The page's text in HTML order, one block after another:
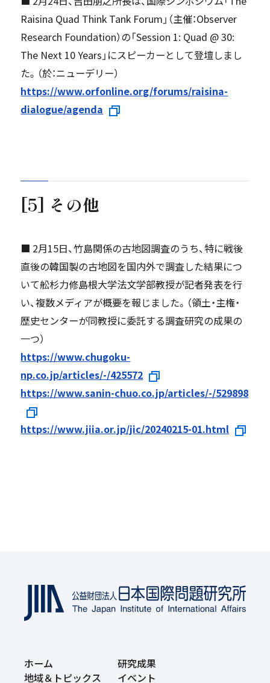
Raisina Quad Think Tank Forum」（主催：Observer
Research Foundation）の「Session 1: Quad @ 30:
The Next 10 Years」にスピーカーとして登壇しまし
た。（於：ニューデリー）
https://www.orfonline.org/forums/raisina-
dialogue/agenda
[5] その他
■ 2月15日、竹島関係の古地図調査のうち、特に戦後
直後の韓国製の古地図を国内外で調査した結果につ
いて舩杉力修島根大学法文学部教授が記者発表を行
い、複数メディアが概要を報じました。（領土・主権・
歴史センターが同教授に委託する調査研究の成果の
一つ）
https://www.chugoku-
np.co.jp/articles/-/425572
https://www.sanin-chuo.co.jp/articles/-/529898
https://www.jiia.or.jp/jic/20240215-01.html
ホーム
研究成果
地域＆トピックス
イベント